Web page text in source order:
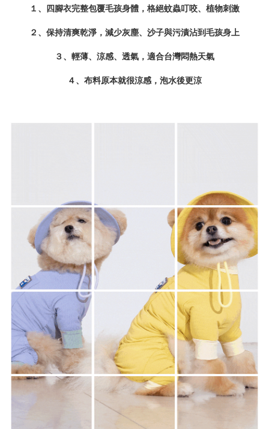
１、四腳衣完整包覆毛孩身體，格絕蚊蟲叮咬、植物刺激
２、保持清爽乾淨，減少灰塵、沙子與污漬沾到毛孩身上
３、輕薄、涼感、透氣，適合台灣悶熱天氣
４、布料原本就很涼感，泡水後更涼